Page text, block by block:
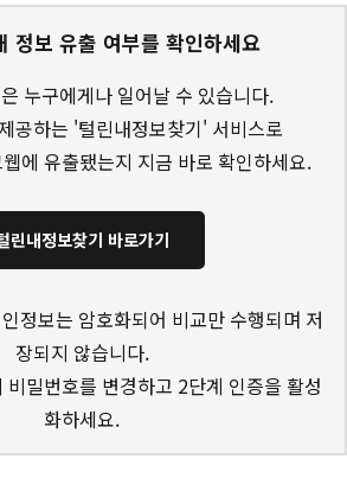
정보 유출 여부를 확인하세요
누구에게나 일어날 수 있습니다.
공하는 '털린내정보찾기' 서비스로
에 유출됐는지 지금 바로 확인하세요.
린내정보찾기 바로가기
정보는 암호화되어 비교만 수행되며 저
장되지 않습니다.
밀번호를 변경하고 2단계 인증을 활성
화하세요.